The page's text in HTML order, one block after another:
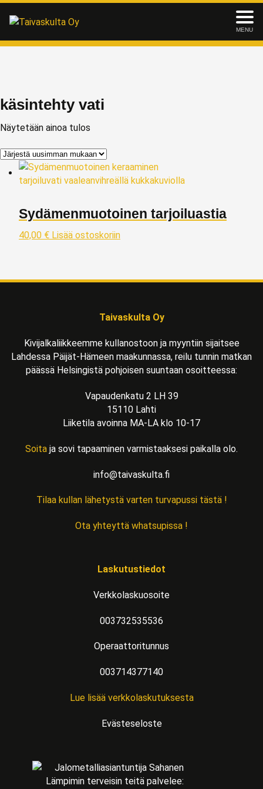
MENU
käsintehty vati
Näytetään ainoa tulos
Sydämenmuotoinen tarjoiluastia
40,00 € Lisää ostoskoriin
Taivaskulta Oy
Kivijalkaliikkeemme kullanostoon ja myyntiin sijaitsee
Lahdessa Päijät-Hämeen maakunnassa, reilu tunnin matkan
päässä Helsingistä pohjoisen suuntaan osoitteessa:
Vapaudenkatu 2 LH 39
15110 Lahti
Liiketila avoinna MA-LA klo 10-17
Soita ja sovi tapaaminen varmistaaksesi paikalla olo.
info@taivaskulta.fi
Tilaa kullan lähetystä varten turvapussi tästä !
Ota yhteyttä whatsupissa !
Laskutustiedot
Verkkolaskuosoite
003732535536
Operaattoritunnus
003714377140
Lue lisää verkkolaskutuksesta
Evästeseloste
Lämpimin terveisin teitä palvelee: